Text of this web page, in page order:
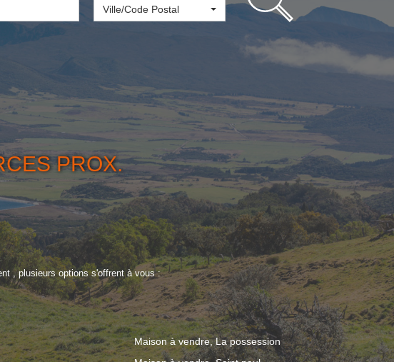
Ville/Code Postal
PROX.
, plusieurs options s'offrent à vous :
Maison à vendre, La possession